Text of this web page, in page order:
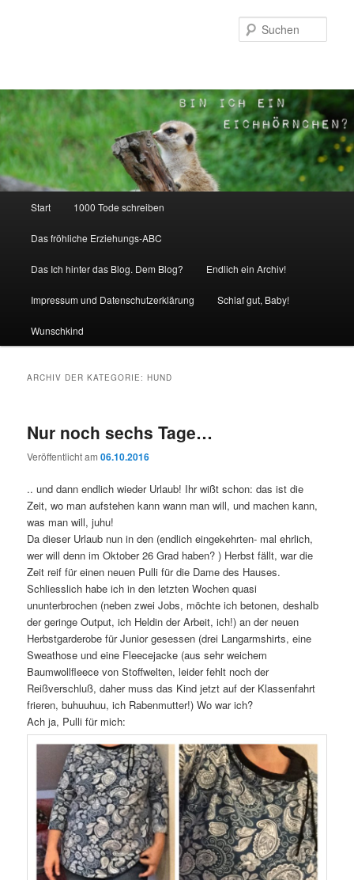
Start 1000 Tode schreiben
Das fröhliche Erziehungs-ABC
Das Ich hinter das Blog. Dem Blog? Endlich ein Archiv!
Impressum und Datenschutzerklärung Schlaf gut, Baby!
Wunschkind
ARCHIV DER KATEGORIE:HUND
Nur noch sechs Tage…
Veröffentlicht am06.10.2016
.. und dann endlich wieder Urlaub! Ihr wißt schon: das ist die
Zeit, wo man aufstehen kann wann man will, und machen kann,
was man will, juhu!
Da dieser Urlaub nun in den (endlich eingekehrten- mal ehrlich,
wer will denn im Oktober 26 Grad haben? ) Herbst fällt, war die
Zeit reif für einen neuen Pulli für die Dame des Hauses.
Schliesslich habe ich in den letzten Wochen quasi
ununterbrochen (neben zwei Jobs, möchte ich betonen, deshalb
der geringe Output, ich Heldin der Arbeit, ich!) an der neuen
Herbstgarderobe für Junior gesessen (drei Langarmshirts, eine
Sweathose und eine Fleecejacke (aus sehr weichem
Baumwollfleece von Stoffwelten, leider fehlt noch der
Reißverschluß, daher muss das Kind jetzt auf der Klassenfahrt
frieren, buhuuhuu, ich Rabenmutter!) Wo war ich?
Ach ja, Pulli für mich: